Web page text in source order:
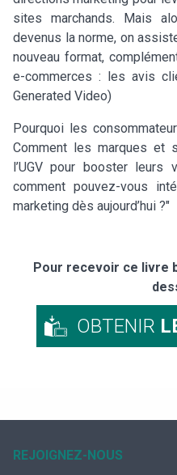
sites marchands. Mais
devenus la norme, on
nouveau format,
e-commerces : les avis
Generated Video)
Pourquoi les
Comment les marques et
l’UGV pour booster
comment pouvez-vous
marketing dès aujourd’hui ?"
Pour recevoir ce livre
OBTENIR
REJOIGNEZ-NOUS